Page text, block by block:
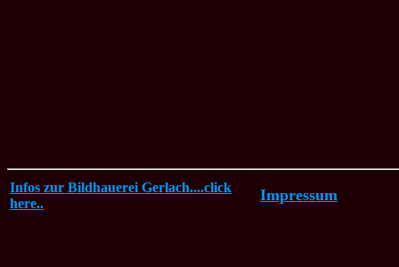
Infos zur Bildhauerei Gerlach....click
here..
Impressum